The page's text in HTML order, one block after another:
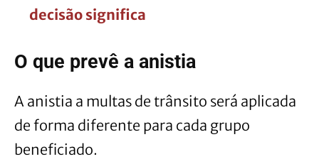
decisão significa
O que prevê a anistia
A anistia a multas de trânsito será aplicada
de forma diferente para cada grupo
beneficiado.